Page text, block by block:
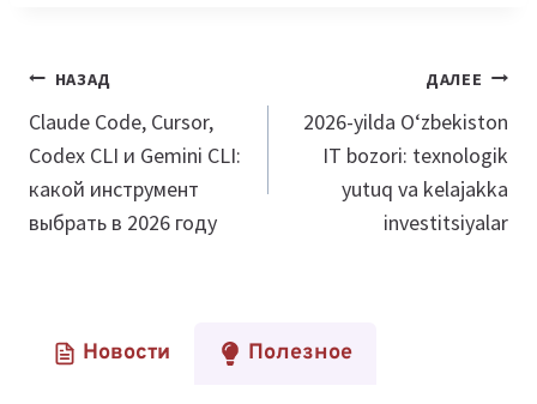
Навигация
по
записям
НАЗАД
Claude Code, Cursor,
Codex CLI и Gemini CLI:
какой инструмент
выбрать в 2026 году
ДАЛЕЕ
2026-yilda O‘zbekiston
IT bozori: texnologik
yutuq va kelajakka
investitsiyalar
Новости Полезное